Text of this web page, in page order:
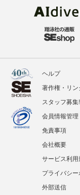
ヘルプ
著作権・リン
スタッフ募集!
会員情報管理
免責事項
会社概要
サービス利用
プライバシ
外部送信